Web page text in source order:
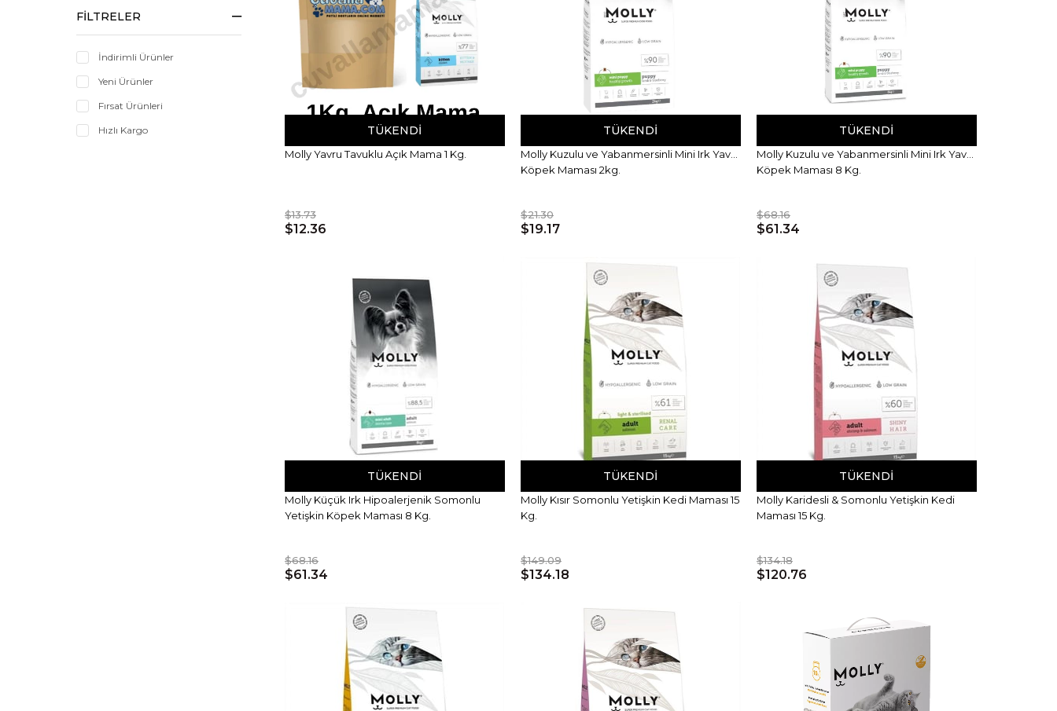
FILTRELER
İndirimli Ürünler
Yeni Ürünler
Fırsat Ürünleri
Hızlı Kargo TÜKENDI
Molly Yavru Tavuklu Açık Mama 1 Kg.
$13.73
$12.36
TÜKENDI
Molly Kuzulu ve Yabanmersinli Mini Irk Yavru
Köpek Maması 2kg.
$21.30
$19.17
TÜKENDI
Molly Kuzulu ve Yabanmersinli Mini Irk Yavru
Köpek Maması 8 Kg.
$68.16
$61.34
TÜKENDI
Molly Küçük Irk Hipoalerjenik Somonlu
Yetişkin Köpek Maması 8 Kg.
$68.16
$61.34
TÜKENDI
Molly Kısır Somonlu Yetişkin Kedi Maması 15
Kg.
$149.09
$134.18
TÜKENDI
Molly Karidesli & Somonlu Yetişkin Kedi
Maması 15 Kg.
$134.18
$120.76